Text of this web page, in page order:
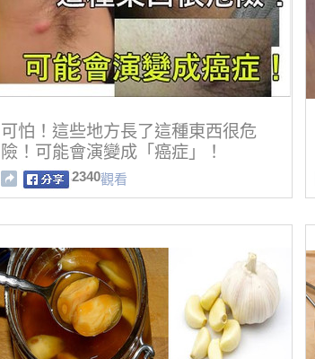
可怕！這些地方長了這種東西很危
險！可能會演變成「癌症」！
2340觀看